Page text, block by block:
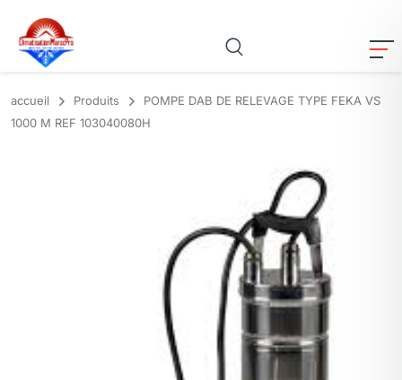
accueil Produits
POMPE DAB DE RELEVAGE TYPE FEKA VS
1000 M REF 103040080H